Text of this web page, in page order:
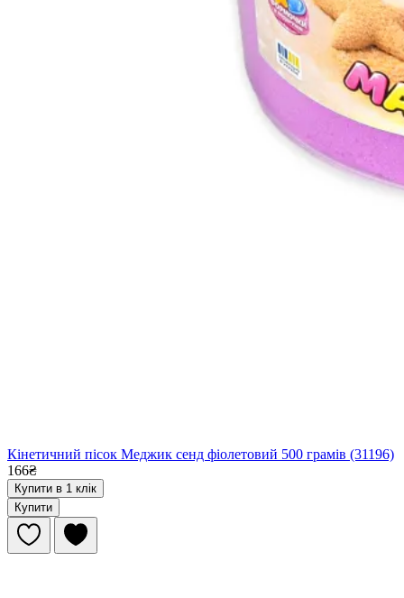
Кінетичний пісок Меджик сенд фіолетовий 500 грамів (31196)
166₴
Купити в 1 клік
Купити